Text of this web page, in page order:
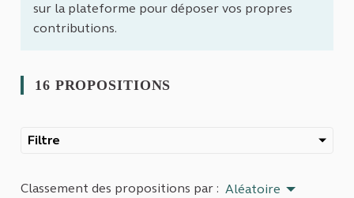
sur la plateforme pour déposer vos propres
contributions.
16 PROPOSITIONS
Filtre
Classement des propositions par : Aléatoire